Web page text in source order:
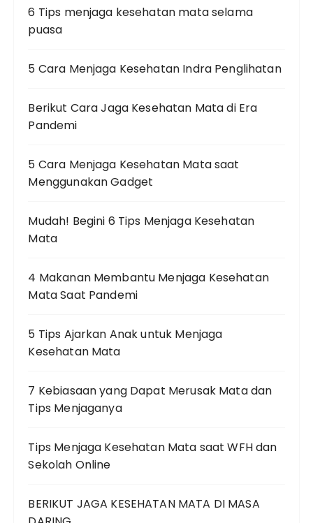
6 Tips menjaga kesehatan mata selama
puasa
5 Cara Menjaga Kesehatan Indra Penglihatan
Berikut Cara Jaga Kesehatan Mata di Era
Pandemi
5 Cara Menjaga Kesehatan Mata saat
Menggunakan Gadget
Mudah! Begini 6 Tips Menjaga Kesehatan
Mata
4 Makanan Membantu Menjaga Kesehatan
Mata Saat Pandemi
5 Tips Ajarkan Anak untuk Menjaga
Kesehatan Mata
7 Kebiasaan yang Dapat Merusak Mata dan
Tips Menjaganya
Tips Menjaga Kesehatan Mata saat WFH dan
Sekolah Online
BERIKUT JAGA KESEHATAN MATA DI MASA